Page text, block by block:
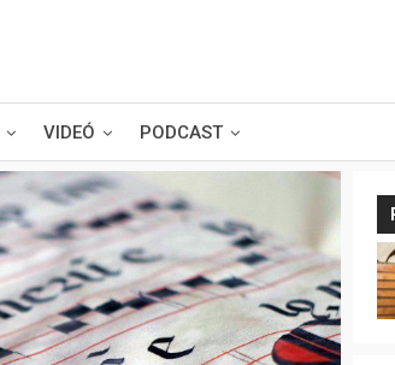
VIDEÓ PODCAST